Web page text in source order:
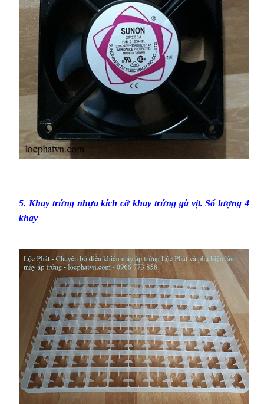
5. Khay trứng nhựa kích cỡ khay trứng gà vịt. Số lượng 4
khay